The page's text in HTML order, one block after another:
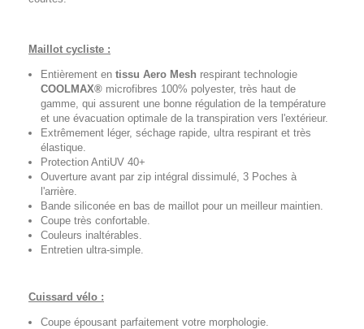
Maillot cycliste :
Entièrement en tissu Aero Mesh respirant technologie
COOLMAX® microfibres 100% polyester, très haut de
gamme, qui assurent une bonne régulation de la température
et une évacuation optimale de la transpiration vers l'extérieur.
Extrêmement léger, séchage rapide, ultra respirant et très
élastique.
Protection AntiUV 40+
Ouverture avant par zip intégral dissimulé, 3 Poches à
l'arrière.
Bande siliconée en bas de maillot pour un meilleur maintien.
Coupe très confortable.
Couleurs inaltérables.
Entretien ultra-simple.
Cuissard vélo :
Coupe épousant parfaitement votre morphologie.